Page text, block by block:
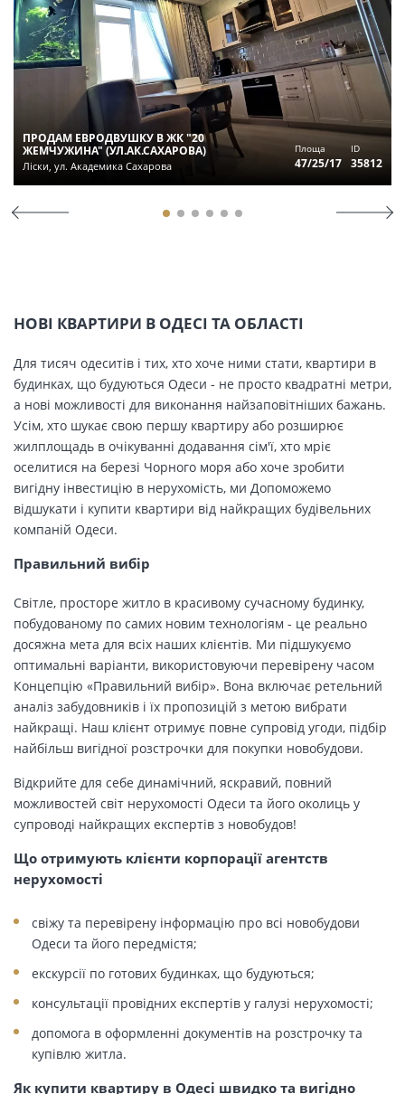
ПРОДАМ ЕВРОДВУШКУ В ЖК "20
ЖЕМЧУЖИНА" (УЛ.АК.САХАРОВА)
Ліски, ул. Академика Сахарова
Площа
47/25/17
ID
35812
НОВІ КВАРТИРИ В ОДЕСІ ТА ОБЛАСТІ
Для тисяч одеситів і тих, хто хоче ними стати, квартири в
будинках, що будуються Одеси - не просто квадратні метри,
а нові можливості для виконання найзаповітніших бажань.
Усім, хто шукає свою першу квартиру або розширює
жилплощадь в очікуванні додавання сім'ї, хто мріє
оселитися на березі Чорного моря або хоче зробити
вигідну інвестицію в нерухомість, ми Допоможемо
відшукати і купити квартири від найкращих будівельних
компаній Одеси.
Правильний вибір
Світле, просторе житло в красивому сучасному будинку,
побудованому по самих новим технологіям - це реально
досяжна мета для всіх наших клієнтів. Ми підшукуємо
оптимальні варіанти, використовуючи перевірену часом
Концепцію «Правильний вибір». Вона включає ретельний
аналіз забудовників і їх пропозицій з метою вибрати
найкращі. Наш клієнт отримує повне супровід угоди, підбір
найбільш вигідної розстрочки для покупки новобудови.
Відкрийте для себе динамічний, яскравий, повний
можливостей світ нерухомості Одеси та його околиць у
супроводі найкращих експертів з новобудов!
Що отримують клієнти корпорації агентств
нерухомості
свіжу та перевірену інформацію про всі новобудови
Одеси та його передмістя;
екскурсії по готових будинках, що будуються;
консультації провідних експертів у галузі нерухомості;
допомога в оформленні документів на розстрочку та
купівлю житла.
Як купити квартиру в Одесі швидко та вигідно